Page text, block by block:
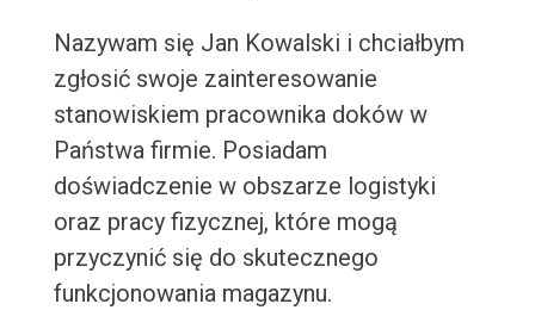
Nazywam się Jan Kowalski i chciałbym
zgłosić swoje zainteresowanie
stanowiskiem pracownika doków w
Państwa firmie. Posiadam
doświadczenie w obszarze logistyki
oraz pracy fizycznej, które mogą
przyczynić się do skutecznego
funkcjonowania magazynu.